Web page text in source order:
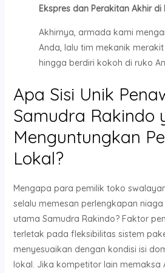
Ekspres dan Perakitan Akhir di
Akhirnya, armada kami
Anda, lalu tim mekanik
hingga berdiri kokoh di ruko
Apa Sisi Unik
Samudra Rakindo
Menguntungkan
Lokal?
Mengapa para pemilik toko
selalu memesan perlengkapan
utama Samudra Rakindo? Faktor
terletak pada fleksibilitas sistem
menyesuaikan dengan kondisi isi
lokal. Jika kompetitor lain memaksa